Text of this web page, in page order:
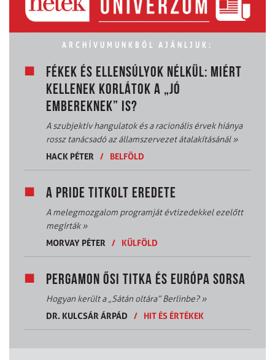
ARCHÍVUMUNKBÓL AJÁNLJUK:
FÉKEK ÉS ELLENSÚLYOK NÉLKÜL: MIÉRT
KELLENEK KORLÁTOK A „JÓ
EMBEREKNEK” IS?
A szubjektív hangulatok és a racionális érvek hiánya
rossz tanácsadó az államszervezet átalakításánál»
HACK PÉTER / BELFÖLD
A PRIDE TITKOLT EREDETE
A melegmozgalom programját évtizedekkel ezelőtt
megírták»
MORVAY PÉTER / KÜLFÖLD
PERGAMON ŐSI TITKA ÉS EURÓPA SORSA
Hogyan került a „Sátán oltára” Berlinbe?»
DR. KULCSÁR ÁRPÁD
/ HIT ÉS ÉRTÉKEK